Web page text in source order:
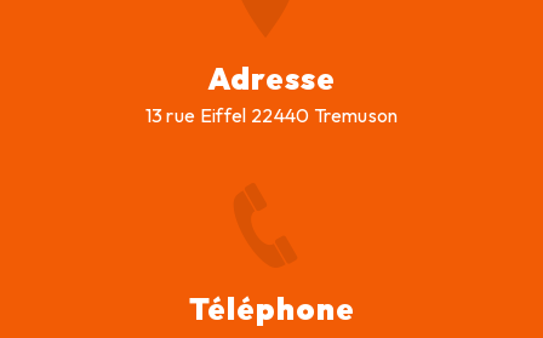
Adresse
13 rue Eiffel 22440 Tremuson
Téléphone